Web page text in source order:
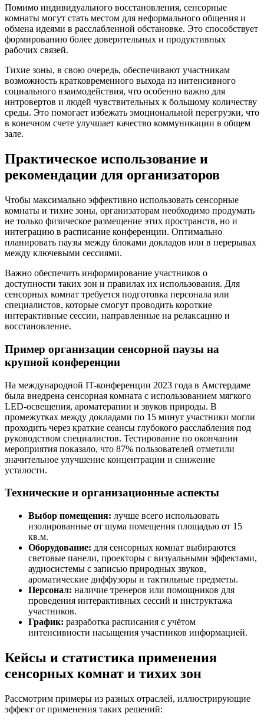
Помимо индивидуального восстановления, сенсорные
комнаты могут стать местом для неформального общения и
обмена идеями в расслабленной обстановке. Это способствует
формированию более доверительных и продуктивных
рабочих связей.
Тихие зоны, в свою очередь, обеспечивают участникам
возможность кратковременного выхода из интенсивного
социального взаимодействия, что особенно важно для
интровертов и людей чувствительных к большому количеству
среды. Это помогает избежать эмоциональной перегрузки, что
в конечном счете улучшает качество коммуникации в общем
зале.
Практическое использование и
рекомендации для организаторов
Чтобы максимально эффективно использовать сенсорные
комнаты и тихие зоны, организаторам необходимо продумать
не только физическое размещение этих пространств, но и
интеграцию в расписание конференции. Оптимально
планировать паузы между блоками докладов или в перерывах
между ключевыми сессиями.
Важно обеспечить информирование участников о
доступности таких зон и правилах их использования. Для
сенсорных комнат требуется подготовка персонала или
специалистов, которые смогут проводить короткие
интерактивные сессии, направленные на релаксацию и
восстановление.
Пример организации сенсорной паузы на
крупной конференции
На международной IT-конференции 2023 года в Амстердаме
была внедрена сенсорная комната с использованием мягкого
LED-освещения, ароматерапии и звуков природы. В
промежутках между докладами по 15 минут участники могли
проходить через краткие сеансы глубокого расслабления под
руководством специалистов. Тестирование по окончании
мероприятия показало, что 87% пользователей отметили
значительное улучшение концентрации и снижение
усталости.
Технические и организационные аспекты
Выбор помещения: лучше всего использовать
изолированные от шума помещения площадью от 15
кв.м.
Оборудование: для сенсорных комнат выбираются
световые панели, проекторы с визуальными эффектами,
аудиосистемы с записью природных звуков,
ароматические диффузоры и тактильные предметы.
Персонал: наличие тренеров или помощников для
проведения интерактивных сессий и инструктажа
участников.
График: разработка расписания с учётом
интенсивности насыщения участников информацией.
Кейсы и статистика применения
сенсорных комнат и тихих зон
Рассмотрим примеры из разных отраслей, иллюстрирующие
эффект от применения таких решений: